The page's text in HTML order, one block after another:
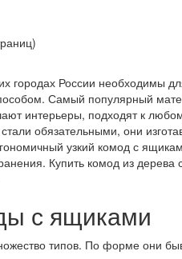
городах России необходимы
Самый популярный
интерьеры, подходят к
обязательными, они
узкий комод с
Купить комод из
с ящиками
типов. По форме они